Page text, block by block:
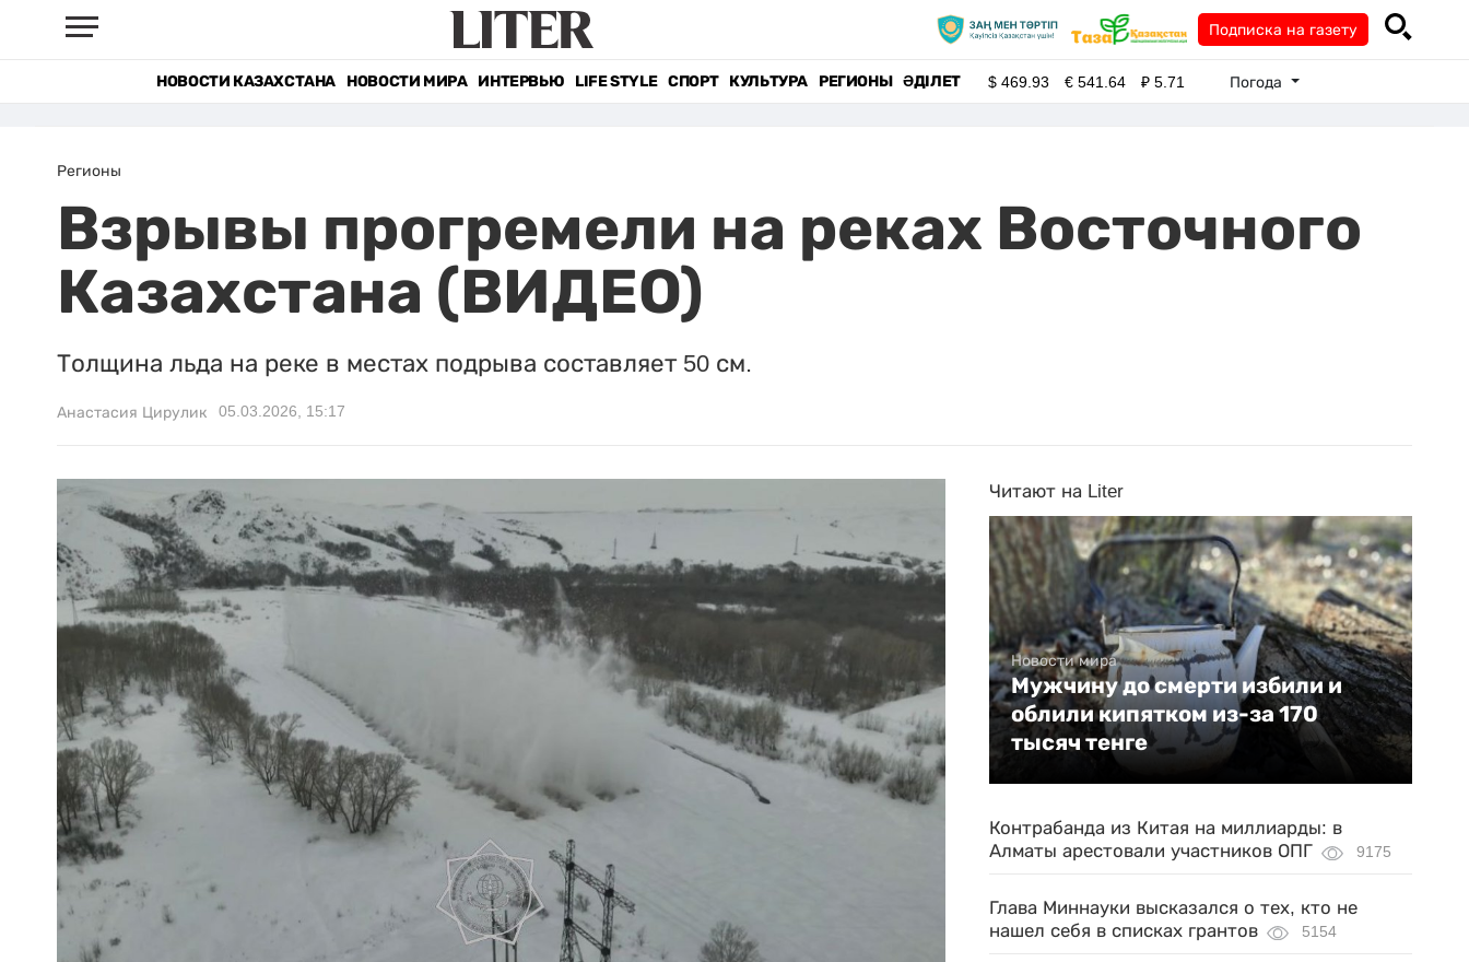
Подписка на газету
НОВОСТИ КАЗАХСТАНА НОВОСТИ МИРА ИНТЕРВЬЮ LIFE STYLE СПОРТ КУЛЬТУРА РЕГИОНЫ ӘДІЛЕТ $469.93 €541.64 ₽5.71 Погода
Регионы
Взрывы прогремели на реках Восточного
Казахстана (ВИДЕО)
Толщина льда на реке в местах подрыва составляет 50 см.
Анастасия Цирулик 05.03.2026, 15:17
Читают на Liter
Новости мира
Мужчину до смерти избили и
облили кипятком из-за 170
тысяч тенге
Контрабанда из Китая на миллиарды: в
Алматы арестовали участников ОПГ
9175
Глава Миннауки высказался о тех, кто не
нашел себя в списках грантов
5154